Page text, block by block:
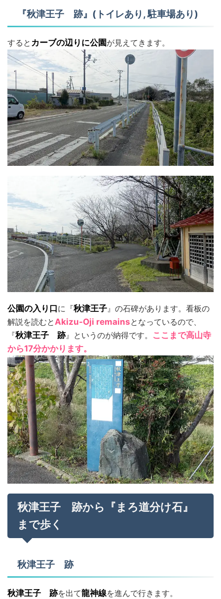
『秋津王子 跡』(トイレあり, 駐車場あり)
すると カーブの辺りに公園が見えてきます。
公園の入り口に『秋津王子』の石碑があります。看板の
解説を読むとAkizu-Oji remainsとなっているので、
『秋津王子 跡』というのが納得です。 ここまで高山寺
から17分かかります。
秋津王子 跡から『まろ道分け石』
まで歩く
秋津王子 跡
秋津王子 跡を出て龍神線を進んで行きます。